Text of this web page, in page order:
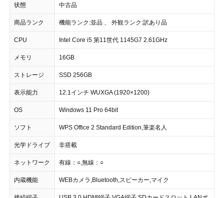
状態 中古品
商品ランク 機能ランク:並品 、 外観ランク:訳あり品
CPU Intel Core i5 第11世代 1145G7 2.61GHz
メモリ 16GB
ストレージ SSD 256GB
表示能力 12.1インチ WUXGA (1920×1200)
OS Windows 11 Pro 64bit
ソフト WPS Office 2 Standard Edition,筆楽名人
光学ドライブ 非搭載
ネットワーク 有線：○,無線：○
内蔵機能 WEBカメラ,Bluetooth,スピーカー,マイク